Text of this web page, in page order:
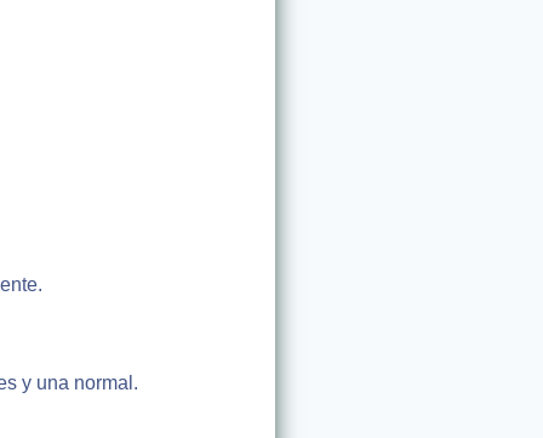
y una normal.